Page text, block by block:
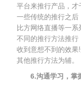
平台来推行产品，
一些传统的推行之后
比方网络直播等一
不同的推行方法推
收到意想不到的效果
其他推行方法为辅。
6.沟通学习，掌